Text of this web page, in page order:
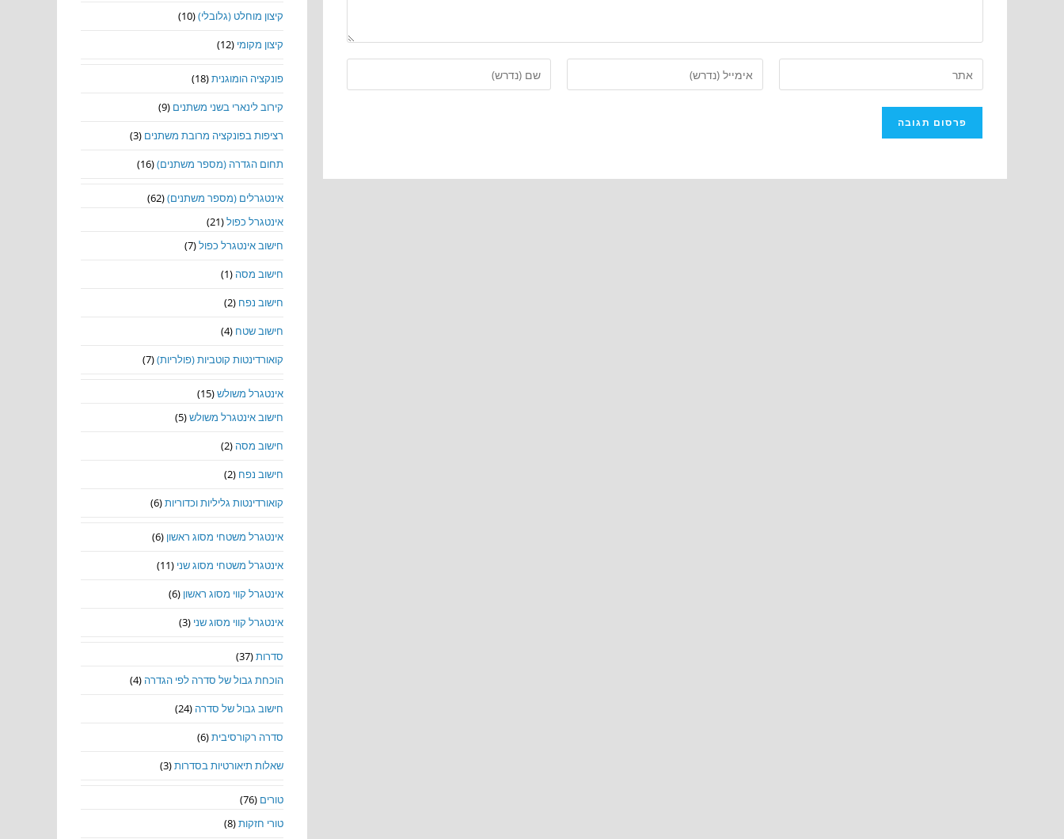
קיצון מוחלט (גלובלי)(10)
קיצון מקומי (12)
פונקציה הומוגנית(18)
קירוב לינארי בשני משתנים (9)
רציפות בפונקציה מרובת משתנים (3)
תחום הגדרה (מספר משתנים)(16)
אינטגרלים (מספר משתנים)(62)
אינטגרל כפול(21)
חישוב אינטגרל כפול(7)
חישוב מסה (1)
חישוב נפח (2)
חישוב שטח (4)
קואורדינטות קוטביות (פולריות)(7)
אינטגרל משולש(15)
חישוב אינטגרל משולש(5)
חישוב מסה (2)
חישוב נפח (2)
קואורדינטות גליליות וכדוריות(6)
אינטגרל משטחי מסוג ראשון (6)
אינטגרל משטחי מסוג שני (11)
אינטגרל קווי מסוג ראשון (6)
אינטגרל קווי מסוג שני (3)
סדרות(37)
הוכחת גבול של סדרה לפי הגדרה (4)
חישוב גבול של סדרה (24)
סדרה רקורסיבית(6)
שאלות תיאורטיות בסדרות(3)
טורים (76)
טורי חזקות(8)